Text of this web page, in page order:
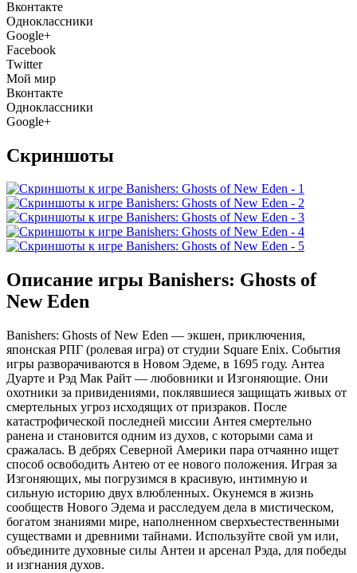
Вконтакте
Одноклассники
Google+
Facebook
Twitter
Мой мир
Вконтакте
Одноклассники
Google+
Скриншоты
Описание игры Banishers: Ghosts of
New Eden
Banishers: Ghosts of New Eden — экшен, приключения,
японская РПГ (ролевая игра) от студии Square Enix. События
игры разворачиваются в Новом Эдеме, в 1695 году. Антеа
Дуарте и Рэд Мак Райт — любовники и Изгоняющие. Они
охотники за привидениями, поклявшиеся защищать живых от
смертельных угроз исходящих от призраков. После
катастрофической последней миссии Антея смертельно
ранена и становится одним из духов, с которыми сама и
сражалась. В дебрях Северной Америки пара отчаянно ищет
способ освободить Антею от ее нового положения. Играя за
Изгоняющих, мы погрузимся в красивую, интимную и
сильную историю двух влюбленных. Окунемся в жизнь
сообществ Нового Эдема и расследуем дела в мистическом,
богатом знаниями мире, наполненном сверхъестественными
существами и древними тайнами. Используйте свой ум или,
объедините духовные силы Антеи и арсенал Рэда, для победы
и изгнания духов.